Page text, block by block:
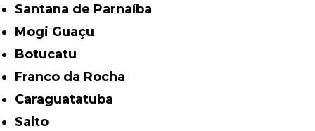
Santana de Parnaíba
Mogi Guaçu
Botucatu
Franco da Rocha
Caraguatatuba
Salto